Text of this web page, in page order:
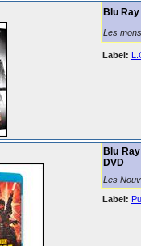
Blu
Les
Label:
Blu
DVD
Les
Label: